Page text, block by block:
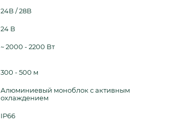
24В / 28В
24 В
~ 2000 - 2200 Вт
300 - 500 м
Алюминиевый моноблок с активным
охлаждением
IP66